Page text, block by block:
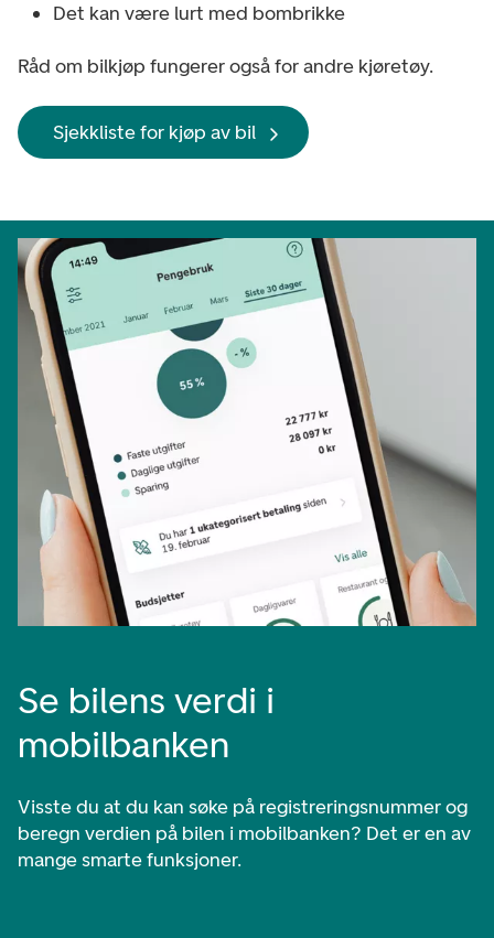
Det kan være lurt med bombrikke
Råd om bilkjøp fungerer også for andre kjøretøy.
Sjekkliste for kjøp av bil
Se bilens verdi i
mobilbanken
Visste du at du kan søke på registreringsnummer og
beregn verdien på bilen i mobilbanken? Det er en av
mange smarte funksjoner.